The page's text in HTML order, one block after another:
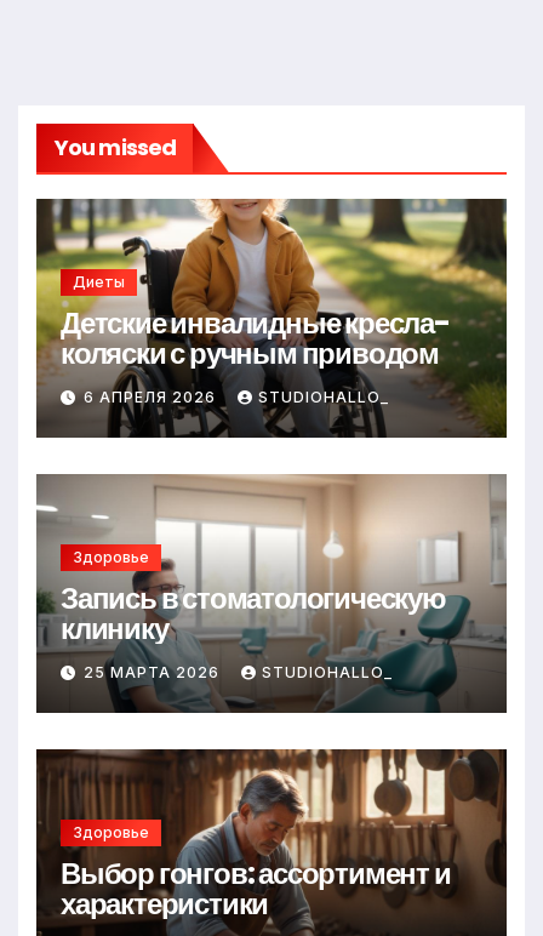
You missed
Диеты
Детские инвалидные кресла-
коляски с ручным приводом
6 АПРЕЛЯ 2026 STUDIOHALLO_
Здоровье
Запись в стоматологическую
клинику
25 МАРТА 2026 STUDIOHALLO_
Здоровье
Выбор гонгов: ассортимент и
характеристики